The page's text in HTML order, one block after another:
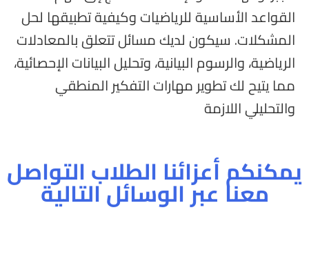
القواعد الأساسية للرياضيات وكيفية تطبيقها لحل
المشكلات. سيكون لديك مسائل تتعلق بالمعادلات
الرياضية، والرسوم البيانية، وتحليل البيانات الإحصائية،
مما يتيح لك تطوير مهارات التفكير المنطقي
والتحليلي اللازمة
يمكنكم أعزائنا الطلاب التواصل
معنا عبر الوسائل التالية